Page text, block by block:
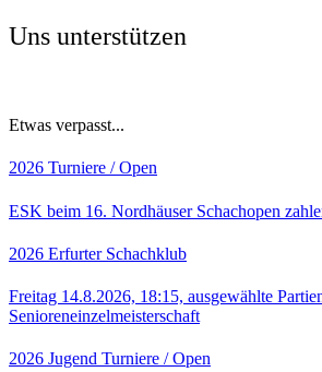
Uns unterstützen
Etwas verpasst...
2026 Turniere / Open
ESK beim 16. Nordhäuser Schachopen
2026 Erfurter Schachklub
Freitag 14.8.2026, 18:15, ausgewählte
Senioreneinzelmeisterschaft
2026 Jugend Turniere / Open